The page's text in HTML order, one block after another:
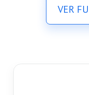
VER